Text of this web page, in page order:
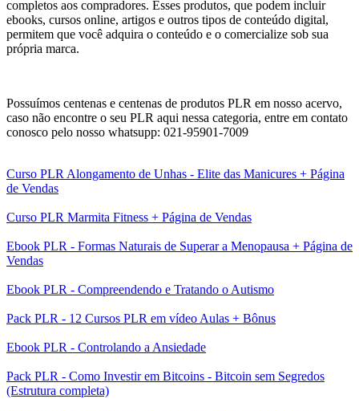
completos aos compradores. Esses produtos, que podem incluir
ebooks, cursos online, artigos e outros tipos de conteúdo digital,
permitem que você adquira o conteúdo e o comercialize sob sua
própria marca.
Possuímos centenas e centenas de produtos PLR em nosso acervo,
caso não encontre o seu PLR aqui nessa categoria, entre em contato
conosco pelo nosso whatsupp: 021-95901-7009
Curso PLR Alongamento de Unhas - Elite das Manicures + Página
de Vendas
Curso PLR Marmita Fitness + Página de Vendas
Ebook PLR - Formas Naturais de Superar a Menopausa + Página de
Vendas
Ebook PLR - Compreendendo e Tratando o Autismo
Pack PLR - 12 Cursos PLR em vídeo Aulas + Bônus
Ebook PLR - Controlando a Ansiedade
Pack PLR - Como Investir em Bitcoins - Bitcoin sem Segredos
(Estrutura completa)